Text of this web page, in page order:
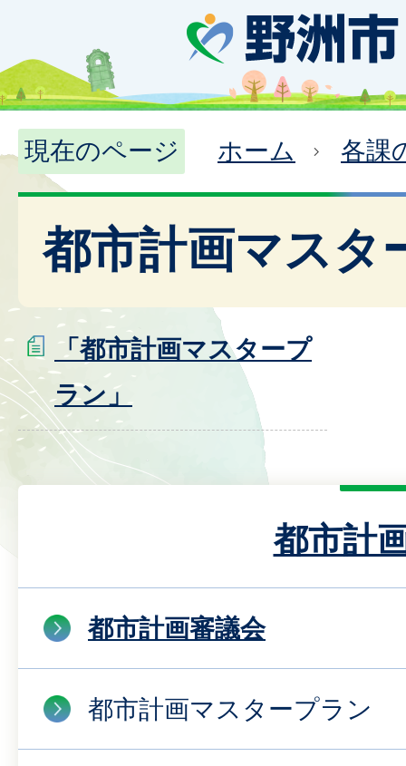
現在のページ ホーム 各課
都市計画マスタ
「都市計画マスタープ
ラン」
都市計
都市計画審議会
都市計画マスタープラン